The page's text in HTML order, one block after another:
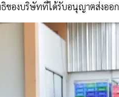
ของบริษัทที่ได้รับอนุญาตส่งออก